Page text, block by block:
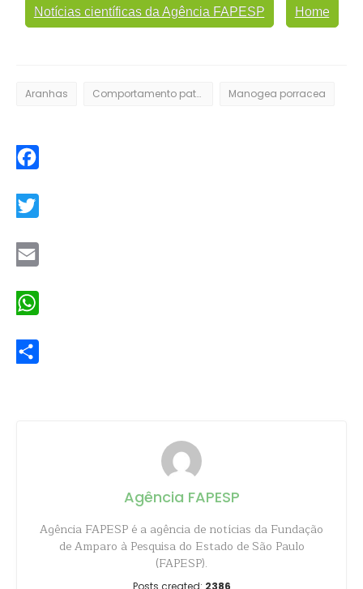
Notícias científicas da Agência FAPESP Home
Aranhas Comportamento paternal Manogea porracea
Agência FAPESP
Agência FAPESP é a agência de notícias da Fundação
de Amparo à Pesquisa do Estado de São Paulo
(FAPESP).
Posts created: 2386